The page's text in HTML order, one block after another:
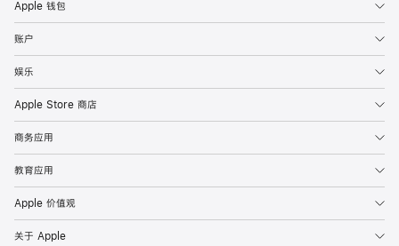
Apple 钱包
账户
娱乐
Apple Store 商店
商务应用
教育应用
Apple 价值观
关于 Apple